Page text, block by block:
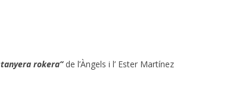
rokera” de l’Àngels i l’ Ester Martínez